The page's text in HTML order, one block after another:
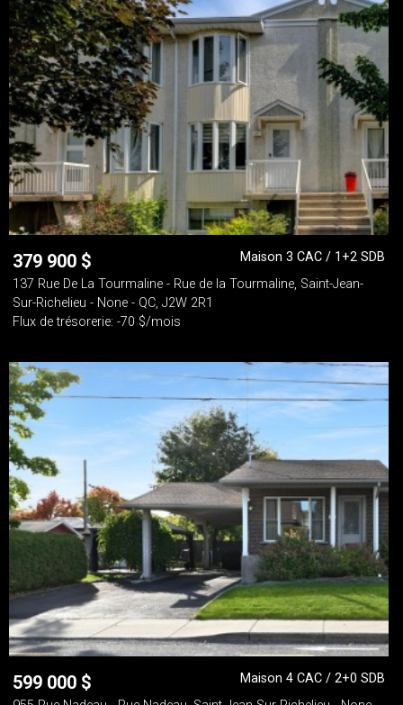
379 900 $
Maison 3 CAC / 1+2 SDB
137 Rue De La Tourmaline - Rue de la Tourmaline, Saint-Jean-
Sur-Richelieu - None - QC, J2W 2R1
Flux de trésorerie: -70 $/mois
599 000 $
Maison 4 CAC / 2+0 SDB